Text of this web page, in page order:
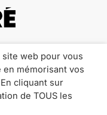
Contact
Confidentialité
web pour vous
mémorisant vos
cliquant sur
de TOUS les